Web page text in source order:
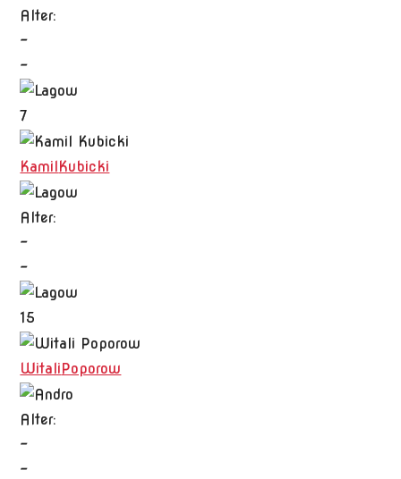
Alter:
-
-
7
KamilKubicki
Alter:
-
-
15
WitaliPoporow
Alter:
-
-